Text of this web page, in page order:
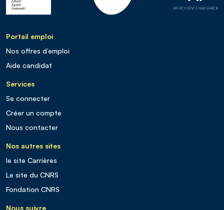
Portail emploi
Nos offres d’emploi
Aide candidat
Services
Se connecter
Créer un compte
Nous contacter
Nos autres sites
le site Carrières
Le site du CNRS
Fondation CNRS
Nous suivre